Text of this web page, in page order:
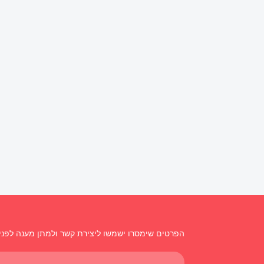
הפרטים שימסרו ישמשו ליצירת קשר ולמתן מענה